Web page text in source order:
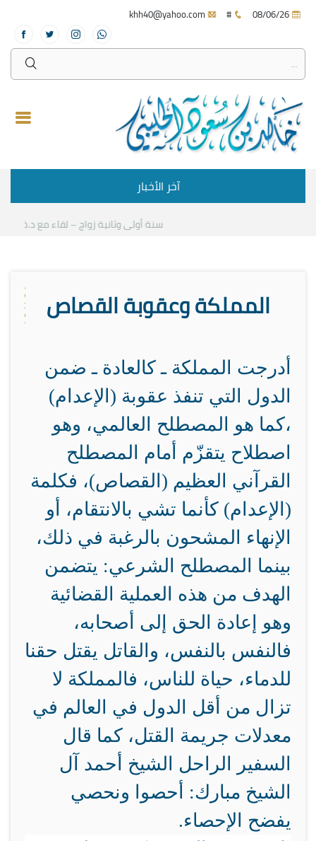
#
آخر الأخبار
سنة أولى وثانية زواج – لقاء مع د.خالد
المملكة وعقوبة القصاص
أدرجت المملكة ـ كالعادة ـ ضمن
الدول التي تنفذ عقوبة (الإعدام)
،كما هو المصطلح العالمي، وهو
اصطلاح يتقزّم أمام المصطلح
القرآني العظيم (القصاص)، فكلمة
(الإعدام) كأنما تشي بالانتقام، أو
الإنهاء المشحون بالرغبة في ذلك،
بينما المصطلح الشرعي: يتضمن
الهدف من هذه العملية القضائية
وهو إعادة الحق إلى أصحابه،
فالنفس بالنفس، والقاتل يقتل حقنا
للدماء، حياة للناس، فالمملكة لا
تزال من أقل الدول في العالم في
معدلات جريمة القتل، كما قال
السفير الراحل الشيخ أحمد آل
الشيخ مبارك: أحصوا ونحصي
يفضح الإحصاء.